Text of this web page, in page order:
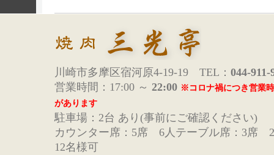
川崎市多摩区宿河原4-19-19 TEL： 044-911-
営業時間：17:00 ～ 22:00 ※コロナ禍につき営業
があります
駐車場：2台 あり(事前にご確認ください)
カウンター席：5席 6人テーブル席：3席
12名様可